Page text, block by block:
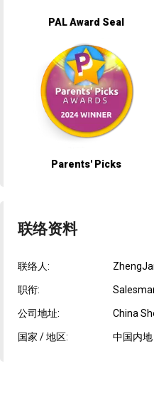
PAL Award Seal
Parents' Picks
联络资料
联络人:
职衔:
公司地址: China
国家 / 地区: 中国内地